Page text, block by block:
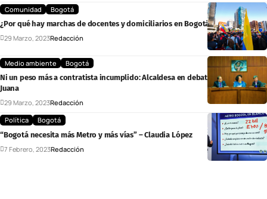
Comunidad
Bogotá
¿Por qué hay marchas de docentes y domiciliarios en Bogotá?
29 Marzo, 2023Redacción
Medio ambiente
Bogotá
Ni un peso más a contratista incumplido: Alcaldesa en debate por CGR Doña
Juana
29 Marzo, 2023Redacción
Política
Bogotá
“Bogotá necesita más Metro y más vías” – Claudia López
7 Febrero, 2023Redacción